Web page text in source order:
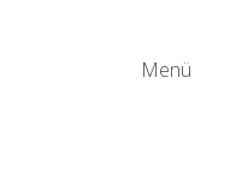
Menü